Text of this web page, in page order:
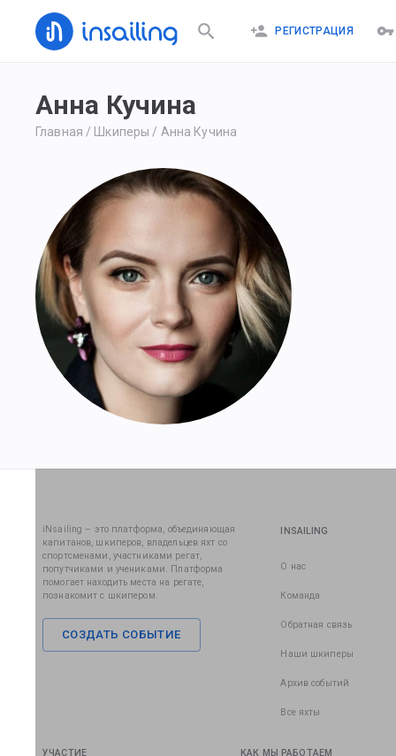
РЕГИСТРАЦИЯ
Анна Кучина
Главная / Шкиперы / Анна Кучина
iNsailing – это платформа, объединяющая
капитанов, шкиперов, владельцев яхт со
спортсменами, участниками регат,
попутчиками и учениками. Платформа
помогает находить места на регате,
познакомит с шкипером.
СОЗДАТЬ СОБЫТИЕ
INSAILING
О нас
Команда
Обратная связь
Наши шкиперы
Архив событий
Все яхты
УЧАСТИЕ КАК МЫ РАБОТАЕМ